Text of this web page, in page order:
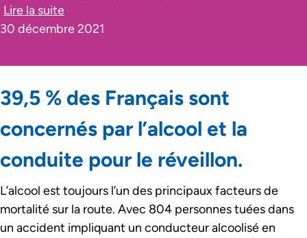
Lire la suite
30 décembre 2021
39,5 % des Français sont
concernés par l’alcool et la
conduite pour le réveillon.
L’alcool est toujours l’un des principaux facteurs de
mortalité sur la route. Avec 804 personnes tuées dans
un accident impliquant un conducteur alcoolisé en